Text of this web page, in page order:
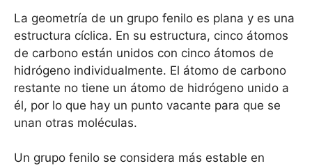
La geometría de un grupo fenilo es plana y es una
estructura cíclica. En su estructura, cinco átomos
de carbono están unidos con cinco átomos de
hidrógeno individualmente. El átomo de carbono
restante no tiene un átomo de hidrógeno unido a
él, por lo que hay un punto vacante para que se
unan otras moléculas.
Un grupo fenilo se considera más estable en